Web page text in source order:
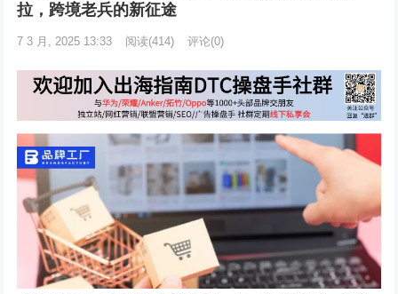
拉，跨境老兵的新征途
7 3 月, 2025 13:33 阅读(414) 评论(0)